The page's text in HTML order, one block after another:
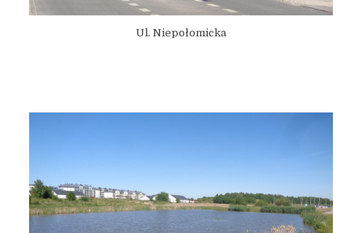
Ul. Niepołomicka